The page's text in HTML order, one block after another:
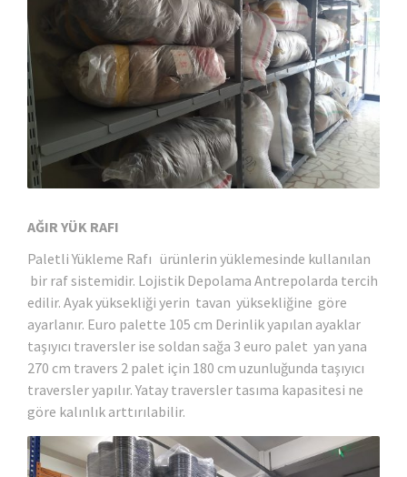
AĞIR YÜK RAFI
Paletli Yükleme Rafı ürünlerin yüklemesinde kullanılan
bir raf sistemidir. Lojistik Depolama Antrepolarda tercih
edilir. Ayak yüksekliği yerin tavan yüksekliğine göre
ayarlanır. Euro palette 105 cm Derinlik yapılan ayaklar
taşıyıcı traversler ise soldan sağa 3 euro palet yan yana
270 cm travers 2 palet için 180 cm uzunluğunda taşıyıcı
traversler yapılır. Yatay traversler tasıma kapasitesi ne
göre kalınlık arttırılabilir.